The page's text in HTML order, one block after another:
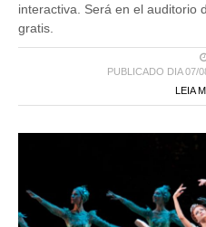
interactiva. Será en el auditorio
gratis.
PUBLICADO DIA 07/
LEIA